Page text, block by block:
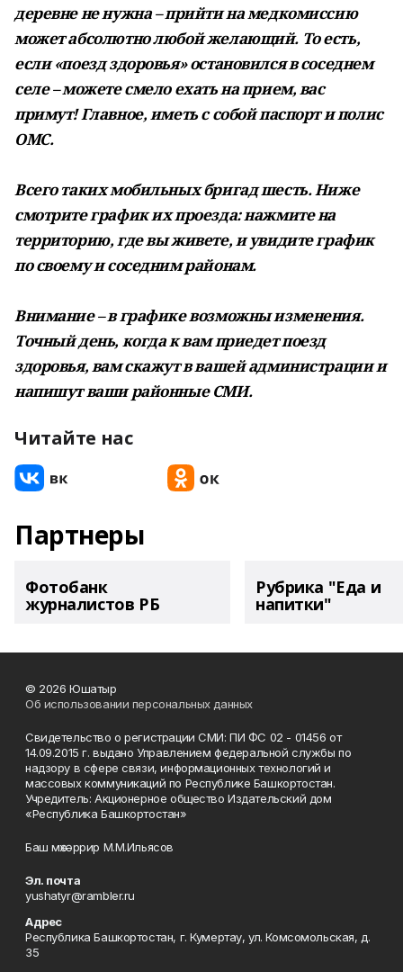
деревне не нужна – прийти на медкомиссию
может абсолютно любой желающий. То есть,
если «поезд здоровья» остановился в соседнем
селе – можете смело ехать на прием, вас
примут! Главное, иметь с собой паспорт и полис
ОМС.
Всего таких мобильных бригад шесть. Ниже
смотрите график их проезда: нажмите на
территорию, где вы живете, и увидите график
по своему и соседним районам.
Внимание – в графике возможны изменения.
Точный день, когда к вам приедет поезд
здоровья, вам скажут в вашей администрации и
напишут ваши районные СМИ.
Читайте нас
Партнеры
Фотобанк
журналистов РБ
Рубрика "Еда и
напитки"
© 2026 Юшатыр
Об использовании персональных данных
Свидетельство о регистрации СМИ: ПИ ФС 02 - 01456 от
14.09.2015 г. выдано Управлением федеральной службы по
надзору в сфере связи, информационных технологий и
массовых коммуникаций по Республике Башкортостан.
Учредитель: Акционерное общество Издательский дом
«Республика Башкортостан»
Баш мөхәррир М.М.Ильясов
Эл. почта
yushatyr@rambler.ru
Адрес
Республика Башкортостан, г. Кумертау, ул. Комсомольская, д.
35